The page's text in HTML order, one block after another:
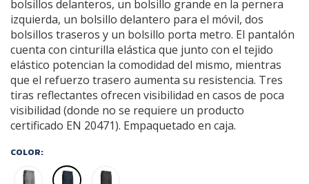
bolsillos delanteros, un bolsillo grande en la pernera
izquierda, un bolsillo delantero para el móvil, dos
bolsillos traseros y un bolsillo porta metro. El pantalón
cuenta con cinturilla elástica que junto con el tejido
elástico potencian la comodidad del mismo, mientras
que el refuerzo trasero aumenta su resistencia. Tres
tiras reflectantes ofrecen visibilidad en casos de poca
visibilidad (donde no se requiere un producto
certificado EN 20471). Empaquetado en caja.
COLOR: